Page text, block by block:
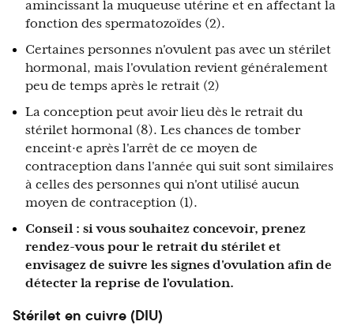
amincissant la muqueuse utérine et en affectant la
fonction des spermatozoïdes (2).
Certaines personnes n'ovulent pas avec un stérilet
hormonal, mais l'ovulation revient généralement
peu de temps après le retrait (2)
La conception peut avoir lieu dès le retrait du
stérilet hormonal (8). Les chances de tomber
enceint·e après l'arrêt de ce moyen de
contraception dans l'année qui suit sont similaires
à celles des personnes qui n'ont utilisé aucun
moyen de contraception (1).
Conseil : si vous souhaitez concevoir, prenez
rendez-vous pour le retrait du stérilet et
envisagez de suivre les signes d'ovulation afin de
détecter la reprise de l'ovulation.
Stérilet en cuivre (DIU)